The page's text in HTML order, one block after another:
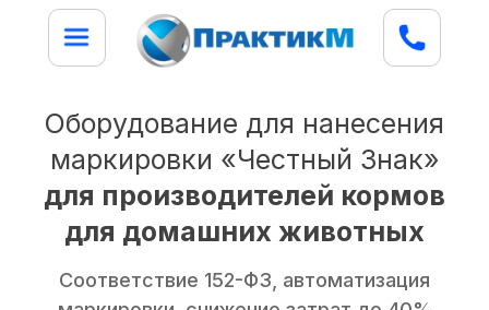
Оборудование для нанесения
маркировки «Честный Знак»
для производителей кормов
для домашних животных
Соответствие 152-ФЗ, автоматизация